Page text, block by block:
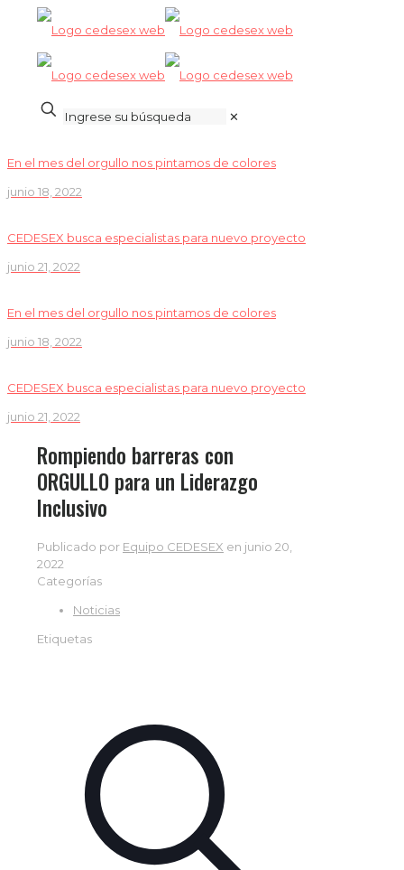
✕
En el mes del orgullo nos pintamos de colores
junio 18, 2022
CEDESEX busca especialistas para nuevo proyecto
junio 21, 2022
En el mes del orgullo nos pintamos de colores
junio 18, 2022
CEDESEX busca especialistas para nuevo proyecto
junio 21, 2022
Rompiendo barreras con
ORGULLO para un Liderazgo
Inclusivo
Publicado por Equipo CEDESEX en junio 20,
2022
Categorías
Noticias
Etiquetas